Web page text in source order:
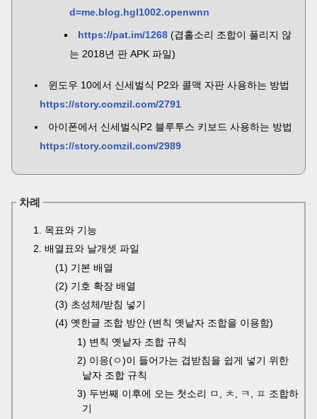
d=me.blog.hgl1002.openwnn
https://pat.im/1268 (겹홀소리 조합이 풀리지 않
는 2018년 판 APK 파일)
윈도우 10에서 신세벌식 P2와 콜맥 자판 사용하는 방법
https://story.comzil.com/2791
아이폰에서 신세벌식P2 블루투스 키보드 사용하는 방법
https://story.comzil.com/2989
차례
1. 목표와 기능
2. 배열표와 날개셋 파일
(1) 기본 배열
(2) 기호 확장 배열
(3) 초성체/받침 넣기
(4) 옛한글 조합 방안 (변칙 옛낱자 조합을 이용함)
1) 변칙 옛낱자 조합 규칙
2) 이응(ㅇ)이 들어가는 겹받침을 쉽게 넣기 위한
낱자 조합 규칙
3) 두번째 이후에 오는 첫소리 ㅁ, ㅊ, ㅋ, ㅍ 조합하
기